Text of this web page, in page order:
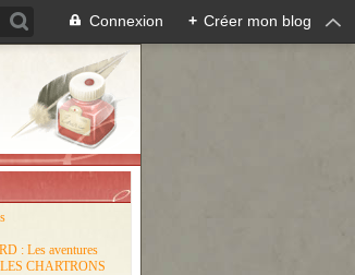
Connexion + Créer mon blog
: Les aventures
CHARTRONS